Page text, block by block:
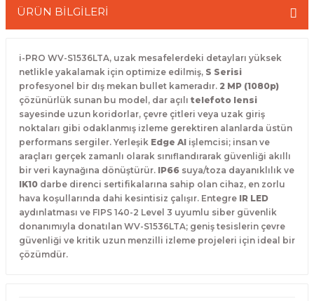
ÜRÜN BİLGİLERİ
i-PRO WV-S1536LTA, uzak mesafelerdeki detayları yüksek
netlikle yakalamak için optimize edilmiş, S Serisi
profesyonel bir dış mekan bullet kameradır. 2 MP (1080p)
çözünürlük sunan bu model, dar açılı telefoto lensi
sayesinde uzun koridorlar, çevre çitleri veya uzak giriş
noktaları gibi odaklanmış izleme gerektiren alanlarda üstün
performans sergiler. Yerleşik Edge AI işlemcisi; insan ve
araçları gerçek zamanlı olarak sınıflandırarak güvenliği akıllı
bir veri kaynağına dönüştürür. IP66 suya/toza dayanıklılık ve
IK10 darbe direnci sertifikalarına sahip olan cihaz, en zorlu
hava koşullarında dahi kesintisiz çalışır. Entegre IR LED
aydınlatması ve FIPS 140-2 Level 3 uyumlu siber güvenlik
donanımıyla donatılan WV-S1536LTA; geniş tesislerin çevre
güvenliği ve kritik uzun menzilli izleme projeleri için ideal bir
çözümdür.